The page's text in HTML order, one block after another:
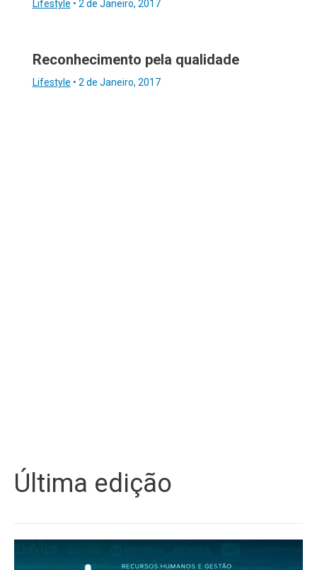
Lifestyle • 2 de Janeiro, 2017
Reconhecimento pela qualidade
Lifestyle • 2 de Janeiro, 2017
Última edição